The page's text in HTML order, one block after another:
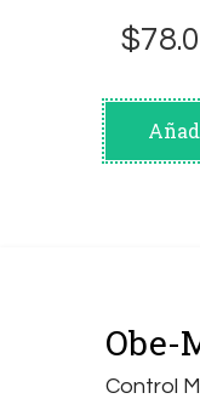
$
Obe-
Control